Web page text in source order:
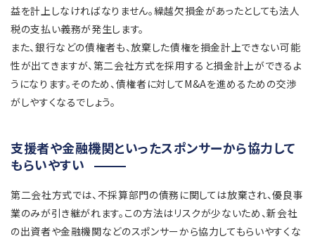
益を計上しなければなりません。繰越欠損金があったとしても法人
税の支払い義務が発生します。
また、銀行などの債権者も、放棄した債権を損金計上できない可能
性が出てきますが、第二会社方式を採用すると損金計上ができるよ
うになります。そのため、債権者に対してM&Aを進めるための交渉
がしやすくなるでしょう。
支援者や金融機関といったスポンサーから協力して
もらいやすい
第二会社方式では、不採算部門の債務に関しては放棄され、優良事
業のみが引き継がれます。この方法はリスクが少ないため、新会社
の出資者や金融機関などのスポンサーから協力してもらいやすくな